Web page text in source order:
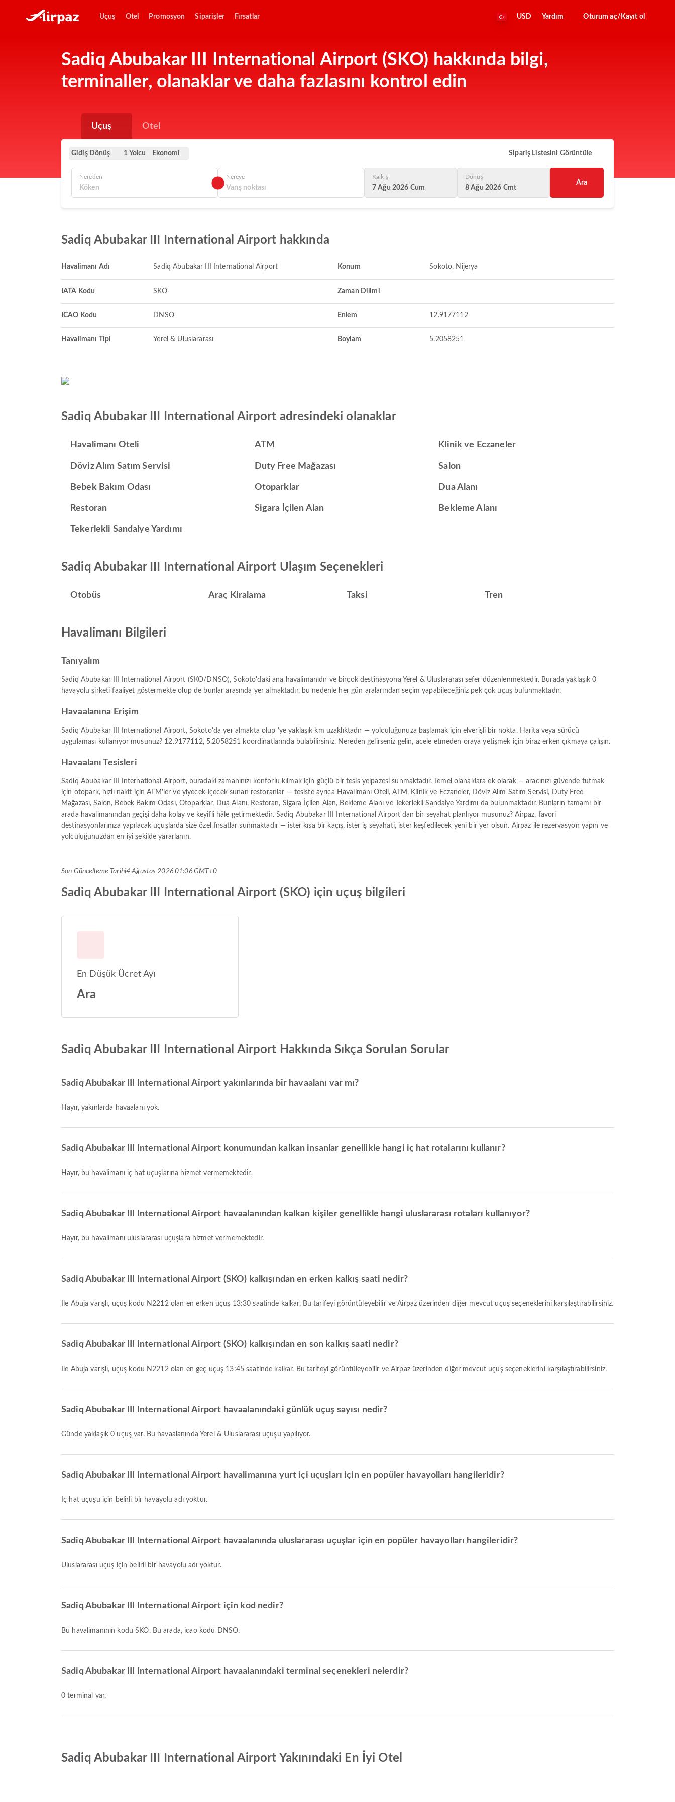
Uçuş Otel Promosyon Siparişler Fırsatlar USD Yardım Oturum aç/Kayıt ol
Sadiq Abubakar III International Airport (SKO) hakkında bilgi,
terminaller, olanaklar ve daha fazlasını kontrol edin
Uçuş Otel
Gidiş Dönüş 1 Yolcu Ekonomi Sipariş Listesini Görüntüle
Nereden Nereye Kalkış
7 Ağu 2026 Cum
Dönüş
8 Ağu 2026 Cmt
Ara
Sadiq Abubakar III International Airport hakkında
Havalimanı Adı Sadiq Abubakar III International Airport
IATA Kodu SKO
ICAO Kodu DNSO
Havalimanı Tipi Yerel & Uluslararası
Konum Sokoto, Nijerya
Zaman Dilimi
Enlem 12.9177112
Boylam 5.2058251
Sadiq Abubakar III International Airport adresindeki olanaklar
Havalimanı Oteli ATM Klinik ve Eczaneler
Döviz Alım Satım Servisi Duty Free Mağazası Salon
Bebek Bakım Odası Otoparklar Dua Alanı
Restoran Sigara İçilen Alan Bekleme Alanı
Tekerlekli Sandalye Yardımı
Sadiq Abubakar III International Airport Ulaşım Seçenekleri
Otobüs Araç Kiralama Taksi Tren
Havalimanı Bilgileri
Tanıyalım
Sadiq Abubakar III International Airport (SKO/DNSO), Sokoto'daki ana havalimanıdır ve birçok destinasyona Yerel & Uluslararası sefer düzenlenmektedir. Burada yaklaşık 0
havayolu şirketi faaliyet göstermekte olup de bunlar arasında yer almaktadır, bu nedenle her gün aralarından seçim yapabileceğiniz pek çok uçuş bulunmaktadır.
Havaalanına Erişim
Sadiq Abubakar III International Airport, Sokoto'da yer almakta olup 'ye yaklaşık km uzaklıktadır — yolculuğunuza başlamak için elverişli bir nokta. Harita veya sürücü
uygulaması kullanıyor musunuz? 12.9177112, 5.2058251 koordinatlarında bulabilirsiniz. Nereden gelirseniz gelin, acele etmeden oraya yetişmek için biraz erken çıkmaya çalışın.
Havaalanı Tesisleri
Sadiq Abubakar III International Airport, buradaki zamanınızı konforlu kılmak için güçlü bir tesis yelpazesi sunmaktadır. Temel olanaklara ek olarak — aracınızı güvende tutmak
için otopark, hızlı nakit için ATM'ler ve yiyecek-içecek sunan restoranlar — tesiste ayrıca Havalimanı Oteli, ATM, Klinik ve Eczaneler, Döviz Alım Satım Servisi, Duty Free
Mağazası, Salon, Bebek Bakım Odası, Otoparklar, Dua Alanı, Restoran, Sigara İçilen Alan, Bekleme Alanı ve Tekerlekli Sandalye Yardımı da bulunmaktadır. Bunların tamamı bir
arada havalimanından geçişi daha kolay ve keyifli hâle getirmektedir. Sadiq Abubakar III International Airport'dan bir seyahat planlıyor musunuz? Airpaz, favori
destinasyonlarınıza yapılacak uçuşlarda size özel fırsatlar sunmaktadır — ister kısa bir kaçış, ister iş seyahati, ister keşfedilecek yeni bir yer olsun. Airpaz ile rezervasyon yapın ve
yolculuğunuzdan en iyi şekilde yararlanın.
Son Güncelleme Tarihi4 Ağustos 2026 01:06 GMT+0
Sadiq Abubakar III International Airport (SKO) için uçuş bilgileri
En Düşük Ücret Ayı
Ara
Sadiq Abubakar III International Airport Hakkında Sıkça Sorulan Sorular
Sadiq Abubakar III International Airport yakınlarında bir havaalanı var mı?
Hayır, yakınlarda havaalanı yok.
Sadiq Abubakar III International Airport konumundan kalkan insanlar genellikle hangi iç hat rotalarını kullanır?
Hayır, bu havalimanı iç hat uçuşlarına hizmet vermemektedir.
Sadiq Abubakar III International Airport havaalanından kalkan kişiler genellikle hangi uluslararası rotaları kullanıyor?
Hayır, bu havalimanı uluslararası uçuşlara hizmet vermemektedir.
Sadiq Abubakar III International Airport (SKO) kalkışından en erken kalkış saati nedir?
ile Abuja varışlı, uçuş kodu N2212 olan en erken uçuş 13:30 saatinde kalkar. Bu tarifeyi görüntüleyebilir ve Airpaz üzerinden diğer mevcut uçuş seçeneklerini karşılaştırabilirsiniz.
Sadiq Abubakar III International Airport (SKO) kalkışından en son kalkış saati nedir?
ile Abuja varışlı, uçuş kodu N2212 olan en geç uçuş 13:45 saatinde kalkar. Bu tarifeyi görüntüleyebilir ve Airpaz üzerinden diğer mevcut uçuş seçeneklerini karşılaştırabilirsiniz.
Sadiq Abubakar III International Airport havaalanındaki günlük uçuş sayısı nedir?
Günde yaklaşık 0 uçuş var. Bu havaalanında Yerel & Uluslararası uçuşu yapılıyor.
Sadiq Abubakar III International Airport havalimanına yurt içi uçuşları için en popüler havayolları hangileridir?
İç hat uçuşu için belirli bir havayolu adı yoktur.
Sadiq Abubakar III International Airport havaalanında uluslararası uçuşlar için en popüler havayolları hangileridir?
Uluslararası uçuş için belirli bir havayolu adı yoktur.
Sadiq Abubakar III International Airport için kod nedir?
Bu havalimanının kodu SKO. Bu arada, icao kodu DNSO.
Sadiq Abubakar III International Airport havaalanındaki terminal seçenekleri nelerdir?
0 terminal var,
Sadiq Abubakar III International Airport Yakınındaki En İyi Otel